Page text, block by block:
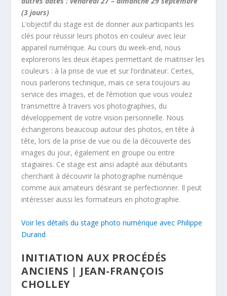
(3 jours)
L’objectif du stage est de donner aux participants les
clés pour réussir leurs photos en couleur avec leur
appareil numérique. Au cours du week-end, nous
explorerons les deux étapes permettant de maitriser les
couleurs : à la prise de vue et sur l’ordinateur. Certes,
nous parlerons technique, mais ce sera toujours au
service des images, et de l’émotion que vous voulez
transmettre à travers vos photographies, du
développement de votre vision personnelle. Nous
échangerons beaucoup autour des photos, en tête à
tête, lors de la prise de vue ou de la découverte des
images du jour, également en groupe ou entre
stagiaires. Ce stage est ainsi adapté aux débutants
cherchant à découvrir la photographie numérique
comme aux amateurs désirant se perfectionner. Il peut
intéresser aussi les formateurs en photographie.
Voir les détails du stage photo numérique avec Philippe
Durand
INITIATION AUX PROCÉDÉS
ANCIENS | JEAN-FRANÇOIS
CHOLLEY